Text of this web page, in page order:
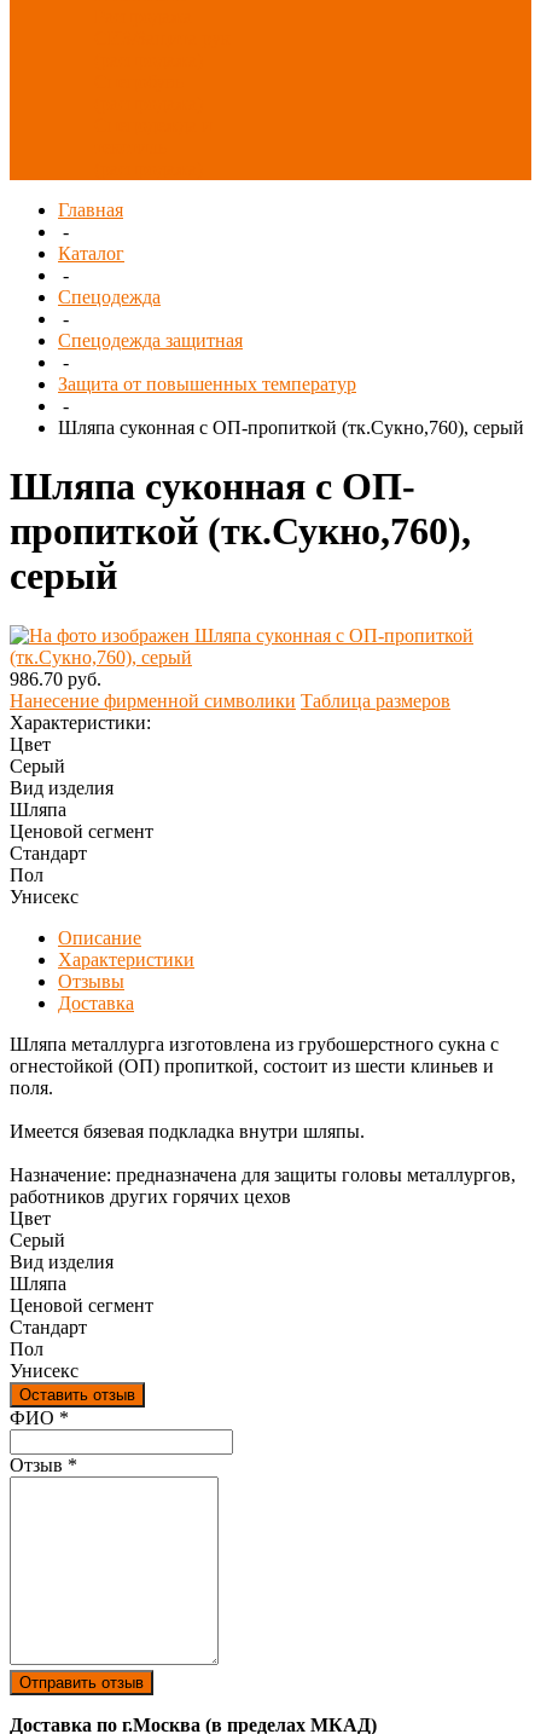
Главная
-
Каталог
-
Спецодежда
-
Спецодежда защитная
-
Защита от повышенных температур
-
Шляпа суконная с ОП-пропиткой (тк.Сукно,760), серый
Шляпа суконная с ОП-
пропиткой (тк.Сукно,760),
серый
986.70 руб.
Нанесение фирменной символики Таблица размеров
Характеристики:
Цвет
Серый
Вид изделия
Шляпа
Ценовой сегмент
Стандарт
Пол
Унисекс
Описание
Характеристики
Отзывы
Доставка
Шляпа металлурга изготовлена из грубошерстного сукна с
огнестойкой (ОП) пропиткой, состоит из шести клиньев и
поля.
Имеется бязевая подкладка внутри шляпы.
Назначение: предназначена для защиты головы металлургов,
работников других горячих цехов
Цвет
Серый
Вид изделия
Шляпа
Ценовой сегмент
Стандарт
Пол
Унисекс
Оставить отзыв
Ваш отзыв был отправлен!
ФИО *
Отзыв *
Отправить отзыв
Доставка по г.Москва (в пределах МКАД)